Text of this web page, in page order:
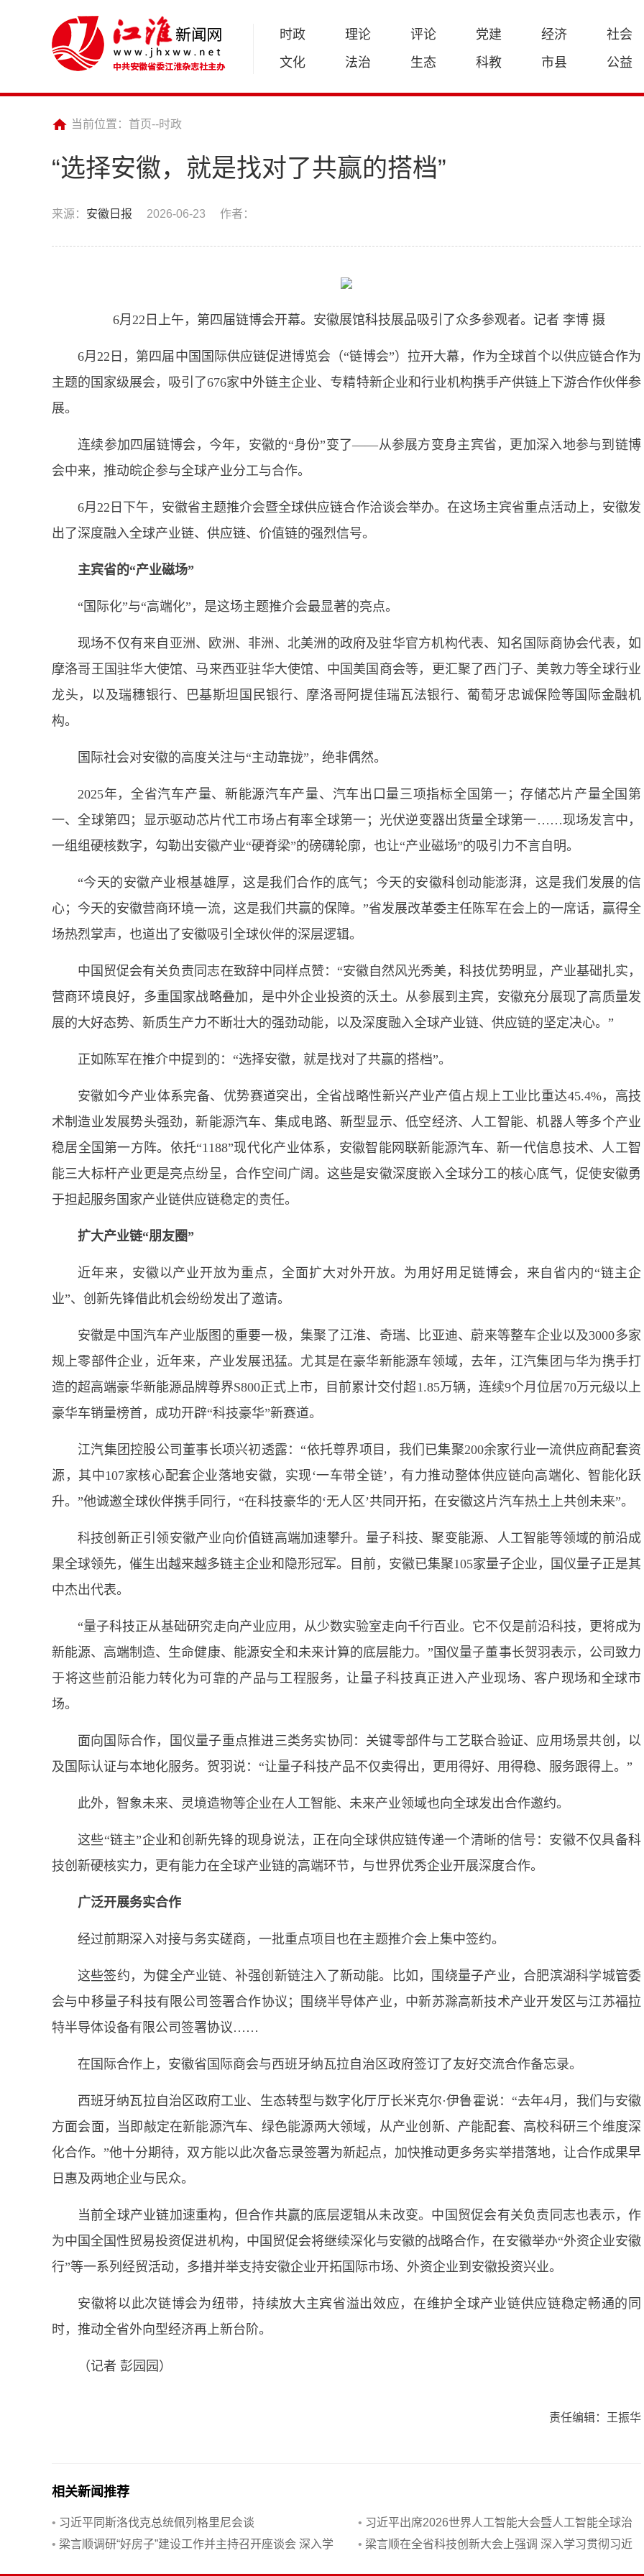
时政 理论 评论 党建 经济
社会
文化
法治 生态 科教 市县 公益
当前位置： 首页--时政
“选择安徽，就是找对了共赢的搭档”
来源： 安徽日报 2026-06-23 作者：
6月22日上午，第四届链博会开幕。安徽展馆科技展品吸引了众多参观者。记者 李博 摄
6月22日，第四届中国国际供应链促进博览会（“链博会”）拉开大幕，作为全球首个以供应链合作为
主题的国家级展会，吸引了676家中外链主企业、专精特新企业和行业机构携手产供链上下游合作伙伴参
展。
连续参加四届链博会，今年，安徽的“身份”变了——从参展方变身主宾省，更加深入地参与到链博
会中来，推动皖企参与全球产业分工与合作。
6月22日下午，安徽省主题推介会暨全球供应链合作洽谈会举办。在这场主宾省重点活动上，安徽发
出了深度融入全球产业链、供应链、价值链的强烈信号。
主宾省的“产业磁场”
“国际化”与“高端化”，是这场主题推介会最显著的亮点。
现场不仅有来自亚洲、欧洲、非洲、北美洲的政府及驻华官方机构代表、知名国际商协会代表，如
摩洛哥王国驻华大使馆、马来西亚驻华大使馆、中国美国商会等，更汇聚了西门子、美敦力等全球行业
龙头，以及瑞穗银行、巴基斯坦国民银行、摩洛哥阿提佳瑞瓦法银行、葡萄牙忠诚保险等国际金融机
构。
国际社会对安徽的高度关注与“主动靠拢”，绝非偶然。
2025年，全省汽车产量、新能源汽车产量、汽车出口量三项指标全国第一；存储芯片产量全国第
一、全球第四；显示驱动芯片代工市场占有率全球第一；光伏逆变器出货量全球第一……现场发言中，
一组组硬核数字，勾勒出安徽产业“硬脊梁”的磅礴轮廓，也让“产业磁场”的吸引力不言自明。
“今天的安徽产业根基雄厚，这是我们合作的底气；今天的安徽科创动能澎湃，这是我们发展的信
心；今天的安徽营商环境一流，这是我们共赢的保障。”省发展改革委主任陈军在会上的一席话，赢得全
场热烈掌声，也道出了安徽吸引全球伙伴的深层逻辑。
中国贸促会有关负责同志在致辞中同样点赞：“安徽自然风光秀美，科技优势明显，产业基础扎实，
营商环境良好，多重国家战略叠加，是中外企业投资的沃土。从参展到主宾，安徽充分展现了高质量发
展的大好态势、新质生产力不断壮大的强劲动能，以及深度融入全球产业链、供应链的坚定决心。”
正如陈军在推介中提到的：“选择安徽，就是找对了共赢的搭档”。
安徽如今产业体系完备、优势赛道突出，全省战略性新兴产业产值占规上工业比重达45.4%，高技
术制造业发展势头强劲，新能源汽车、集成电路、新型显示、低空经济、人工智能、机器人等多个产业
稳居全国第一方阵。依托“1188”现代化产业体系，安徽智能网联新能源汽车、新一代信息技术、人工智
能三大标杆产业更是亮点纷呈，合作空间广阔。这些是安徽深度嵌入全球分工的核心底气，促使安徽勇
于担起服务国家产业链供应链稳定的责任。
扩大产业链“朋友圈”
近年来，安徽以产业开放为重点，全面扩大对外开放。为用好用足链博会，来自省内的“链主企
业”、创新先锋借此机会纷纷发出了邀请。
安徽是中国汽车产业版图的重要一极，集聚了江淮、奇瑞、比亚迪、蔚来等整车企业以及3000多家
规上零部件企业，近年来，产业发展迅猛。尤其是在豪华新能源车领域，去年，江汽集团与华为携手打
造的超高端豪华新能源品牌尊界S800正式上市，目前累计交付超1.85万辆，连续9个月位居70万元级以上
豪华车销量榜首，成功开辟“科技豪华”新赛道。
江汽集团控股公司董事长项兴初透露：“依托尊界项目，我们已集聚200余家行业一流供应商配套资
源，其中107家核心配套企业落地安徽，实现‘一车带全链’，有力推动整体供应链向高端化、智能化跃
升。”他诚邀全球伙伴携手同行，“在科技豪华的‘无人区’共同开拓，在安徽这片汽车热土上共创未来”。
科技创新正引领安徽产业向价值链高端加速攀升。量子科技、聚变能源、人工智能等领域的前沿成
果全球领先，催生出越来越多链主企业和隐形冠军。目前，安徽已集聚105家量子企业，国仪量子正是其
中杰出代表。
“量子科技正从基础研究走向产业应用，从少数实验室走向千行百业。它不仅是前沿科技，更将成为
新能源、高端制造、生命健康、能源安全和未来计算的底层能力。”国仪量子董事长贺羽表示，公司致力
于将这些前沿能力转化为可靠的产品与工程服务，让量子科技真正进入产业现场、客户现场和全球市
场。
面向国际合作，国仪量子重点推进三类务实协同：关键零部件与工艺联合验证、应用场景共创，以
及国际认证与本地化服务。贺羽说：“让量子科技产品不仅卖得出，更用得好、用得稳、服务跟得上。”
此外，智象未来、灵境造物等企业在人工智能、未来产业领域也向全球发出合作邀约。
这些“链主”企业和创新先锋的现身说法，正在向全球供应链传递一个清晰的信号：安徽不仅具备科
技创新硬核实力，更有能力在全球产业链的高端环节，与世界优秀企业开展深度合作。
广泛开展务实合作
经过前期深入对接与务实磋商，一批重点项目也在主题推介会上集中签约。
这些签约，为健全产业链、补强创新链注入了新动能。比如，围绕量子产业，合肥滨湖科学城管委
会与中移量子科技有限公司签署合作协议；围绕半导体产业，中新苏滁高新技术产业开发区与江苏福拉
特半导体设备有限公司签署协议……
在国际合作上，安徽省国际商会与西班牙纳瓦拉自治区政府签订了友好交流合作备忘录。
西班牙纳瓦拉自治区政府工业、生态转型与数字化厅厅长米克尔·伊鲁霍说：“去年4月，我们与安徽
方面会面，当即敲定在新能源汽车、绿色能源两大领域，从产业创新、产能配套、高校科研三个维度深
化合作。”他十分期待，双方能以此次备忘录签署为新起点，加快推动更多务实举措落地，让合作成果早
日惠及两地企业与民众。
当前全球产业链加速重构，但合作共赢的底层逻辑从未改变。中国贸促会有关负责同志也表示，作
为中国全国性贸易投资促进机构，中国贸促会将继续深化与安徽的战略合作，在安徽举办“外资企业安徽
行”等一系列经贸活动，多措并举支持安徽企业开拓国际市场、外资企业到安徽投资兴业。
安徽将以此次链博会为纽带，持续放大主宾省溢出效应，在维护全球产业链供应链稳定畅通的同
时，推动全省外向型经济再上新台阶。
（记者 彭园园）
责任编辑：王振华
相关新闻推荐
• 习近平同斯洛伐克总统佩列格里尼会谈 • 习近平出席2026世界人工智能大会暨人工智能全球治
理高级别会议开幕式并发表主旨讲话
• 梁言顺调研“好房子”建设工作并主持召开座谈会 深入学
• 梁言顺在全省科技创新大会上强调 深入学习贯彻习近